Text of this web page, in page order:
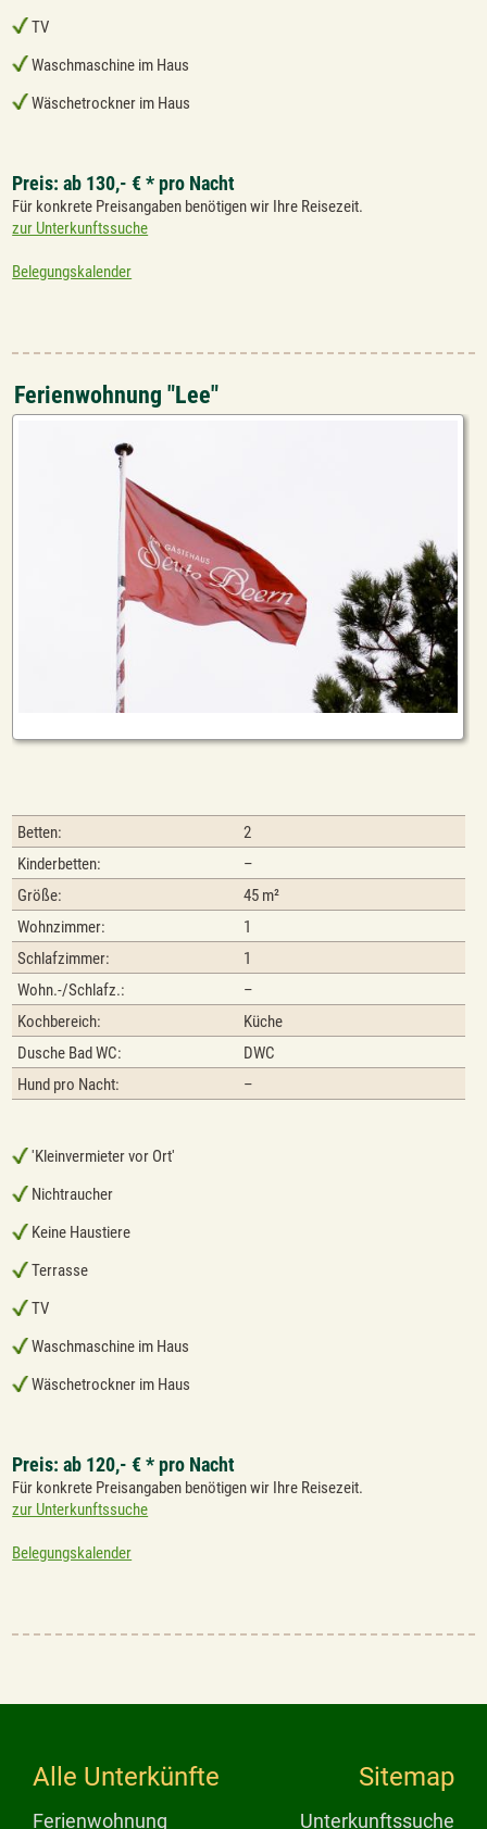
TV
Waschmaschine im Haus
Wäschetrockner im Haus
Preis: ab 130,- € * pro Nacht
Für konkrete Preisangaben benötigen wir Ihre Reisezeit.
zur Unterkunftssuche
Belegungskalender
Ferienwohnung "Lee"
Betten:
2
Kinderbetten:
–
Größe:
45 m²
Wohnzimmer:
1
Schlafzimmer:
1
Wohn.-/Schlafz.:
–
Kochbereich:
Küche
Dusche Bad WC:
DWC
Hund pro Nacht:
–
'Kleinvermieter vor Ort'
Nichtraucher
Keine Haustiere
Terrasse
TV
Waschmaschine im Haus
Wäschetrockner im Haus
Preis: ab 120,- € * pro Nacht
Für konkrete Preisangaben benötigen wir Ihre Reisezeit.
zur Unterkunftssuche
Belegungskalender
Alle Unterkünfte
Ferienwohnung
Sitemap
Unterkunftssuche